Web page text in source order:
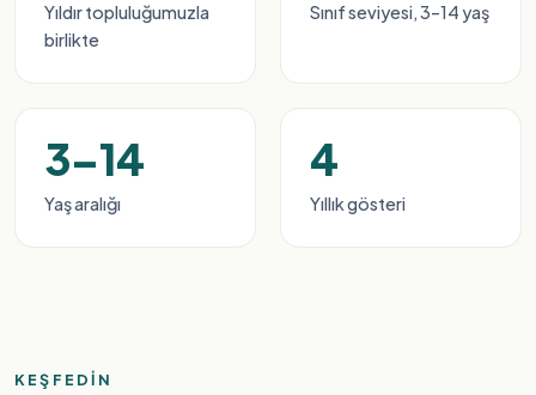
Yıldır topluluğumuzla
birlikte
Sınıf seviyesi, 3–14 yaş
3–14
Yaş aralığı
4
Yıllık gösteri
KEŞFEDIN